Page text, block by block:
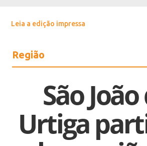
Leia a edição impressa
Região
São
Urtiga